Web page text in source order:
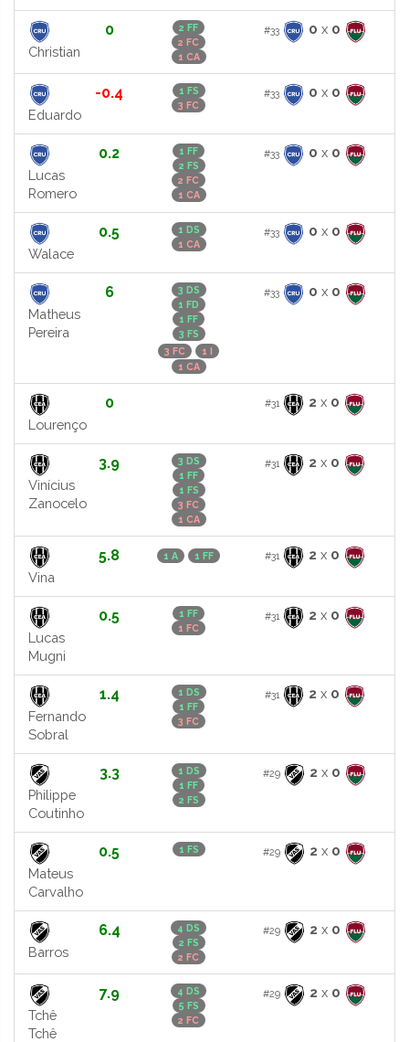
Christian
0
2 FF
2 FC
1 CA
#33 0 x 0
Eduardo
-0.4
1 FS
3 FC
#33 0 x 0
Lucas
Romero
0.2
1 FF
2 FS
2 FC
1 CA
#33 0 x 0
Walace
0.5
1 DS
1 CA
#33 0 x 0
Matheus
Pereira
6
3 DS
1 FD
1 FF
3 FS
3 FC
1 I
1 CA
#33 0 x 0
Lourenço
0 #31 2 x 0
Vinícius
Zanocelo
3.9
3 DS
1 FF
1 FS
3 FC
1 CA
#31 2 x 0
Vina
5.8 1 A 1 FF #31 2 x 0
Lucas
Mugni
0.5
1 FF
1 FC
#31 2 x 0
Fernando
Sobral
1.4
1 DS
1 FF
3 FC
#31 2 x 0
Philippe
Coutinho
3.3
1 DS
1 FF
2 FS
#29 2 x 0
Mateus
Carvalho
0.5 1 FS #29 2 x 0
Barros
6.4
4 DS
2 FS
2 FC
#29 2 x 0
Tchê
Tchê
7.9
4 DS
5 FS
2 FC
#29 2 x 0